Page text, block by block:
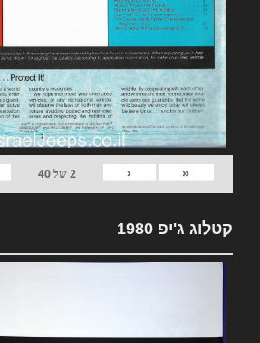
«
‹
2של40
קטלוג ג'יפ 1980